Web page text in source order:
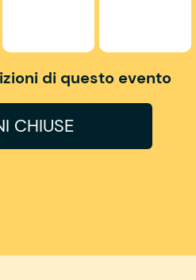
di questo evento
CHIUSE